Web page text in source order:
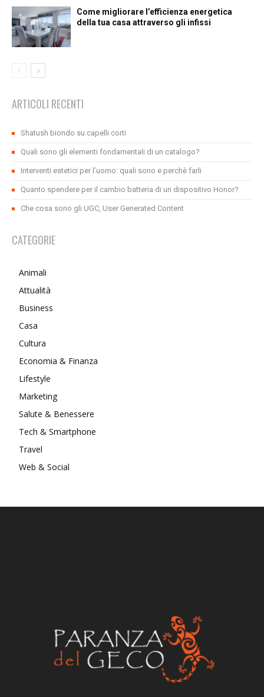
Come migliorare l’efficienza energetica
della tua casa attraverso gli infissi
ARTICOLI RECENTI
Shatush biondo su capelli corti
Quali sono gli elementi fondamentali di un catalogo?
Interventi estetici per l’uomo: quali sono e perchè farli
Quanto spendere per il cambio batteria di un dispositivo Honor?
Che cosa sono gli UGC, User Generated Content
CATEGORIE
Animali
Attualità
Business
Casa
Cultura
Economia & Finanza
Lifestyle
Marketing
Salute & Benessere
Tech & Smartphone
Travel
Web & Social